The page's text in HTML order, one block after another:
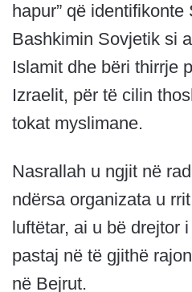
hapur” që
Bashkimin Sovjetik si
Islamit dhe bëri thirrje
Izraelit, për të cilin
tokat myslimane.
Nasrallah u ngjit në
ndërsa organizata u
luftëtar, ai u bë drejtor
pastaj në të gjithë
në Bejrut.